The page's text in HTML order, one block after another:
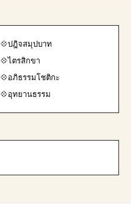
💠ปฎิจสมุปบาท
💠ไตรสิกขา
💠อภิธรรมโชติกะ
💠อุทยานธรรม